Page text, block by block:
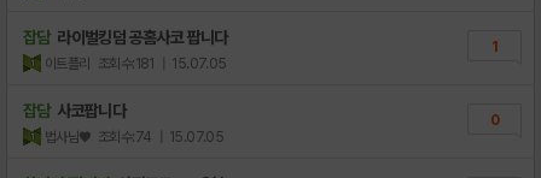
잡담 라이벌킹덤 공홈사코 팝니다
이트플리 조회수:181 | 15.07.05
1
잡담 사코팝니다
법사님♥ 조회수:74 | 15.07.05
0